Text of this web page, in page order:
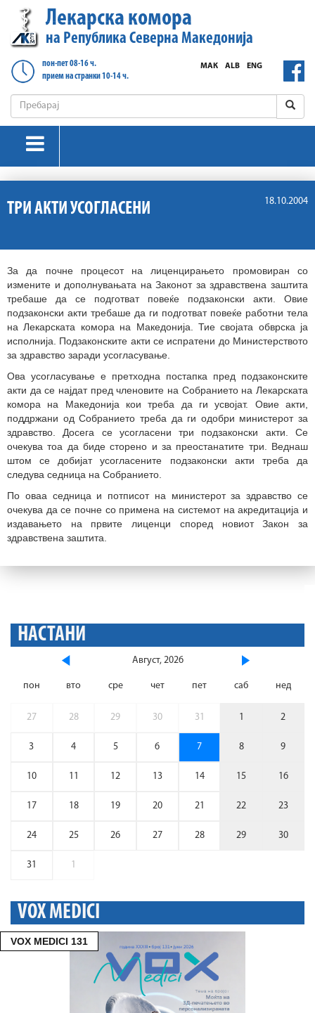
Лекарска комора
на Република Северна Македонија
пон-пет 08-16 ч.
прием на странки 10-14 ч.
ENG
ALB
МАК
18.10.2004
ТРИ АКТИ УСОГЛАСЕНИ
За да почне процесот на лиценцирањето промовиран со
измените и дополнувањата на Законот за здравствена заштита
требаше да се подготват повеќе подзаконски акти. Овие
подзаконски акти требаше да ги подготват повеќе работни тела
на Лекарската комора на Македонија. Тие својата обврска ја
исполнија. Подзаконските акти се испратени до Министерството
за здравство заради усогласување.
Ова усогласување е претходна постапка пред подзаконските
акти да се најдат пред членовите на Собранието на Лекарската
комора на Македонија кои треба да ги усвојат. Овие акти,
поддржани од Собранието треба да ги одобри министерот за
здравство. Досега се усогласени три подзаконски акти. Се
очекува тоа да биде сторено и за преостанатите три. Веднаш
штом се добијат усогласените подзаконски акти треба да
следува седница на Собранието.
По оваа седница и потписот на министерот за здравство се
очекува да се почне со примена на системот на акредитација и
издавањето на првите лиценци според новиот Закон за
здравствена заштита.
НАСТАНИ
Август, 2026
пон вто сре чет пет саб нед
27 28 29 30 31 1 2
3 4 5 6 7 8 9
10 11 12 13 14 15 16
17 18 19 20 21 22 23
24 25 26 27 28 29 30
31 1
VOX MEDICI
VOX MEDICI 131